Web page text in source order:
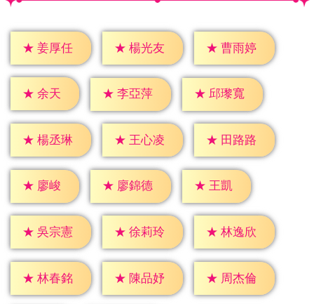
★ 姜厚任 ★ 楊光友 ★ 曹雨婷
★ 余天 ★ 李亞萍 ★ 邱瓈寬
★ 楊丞琳 ★ 王心凌 ★ 田路路
★ 廖峻 ★ 廖錦德 ★ 王凱
★ 吳宗憲 ★ 徐莉玲 ★ 林逸欣
★ 林春銘 ★ 陳品妤 ★ 周杰倫